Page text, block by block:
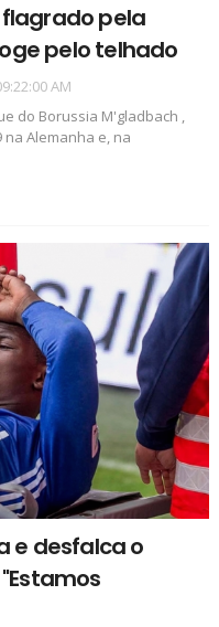
pela
pelo telhado
AM
do Borussia M'gladbach ,
Alemanha e, na
e desfalca o